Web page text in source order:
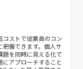
ストで従業員のコン
握できます。個人サ
題を同時に見える化で
アプローチすること